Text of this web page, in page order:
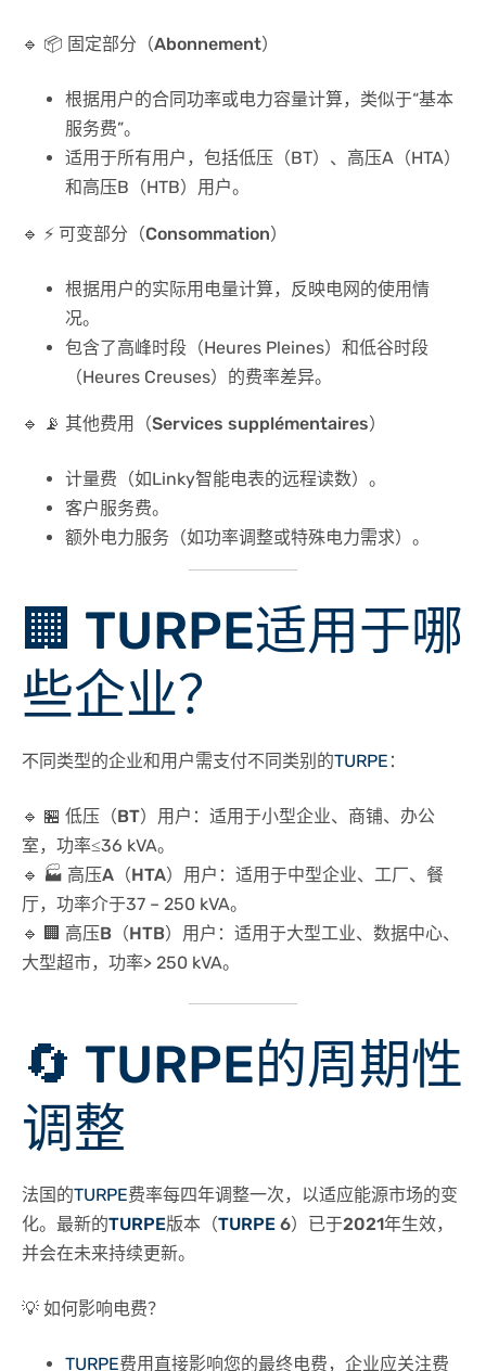
🔹 📦 固定部分（Abonnement）
根据用户的合同功率或电力容量计算，类似于“基本
服务费”。
适用于所有用户，包括低压（BT）、高压A（HTA）
和高压B（HTB）用户。
🔹 ⚡ 可变部分（Consommation）
根据用户的实际用电量计算，反映电网的使用情
况。
包含了高峰时段（Heures Pleines）和低谷时段
（Heures Creuses）的费率差异。
🔹 📡 其他费用（Services supplémentaires）
计量费（如Linky智能电表的远程读数）。
客户服务费。
额外电力服务（如功率调整或特殊电力需求）。
🏢 TURPE适用于哪
些企业？
不同类型的企业和用户需支付不同类别的TURPE ：
🔹 🏪 低压（BT）用户 ：适用于小型企业、商铺、办公
室，功率≤36 kVA。
🔹 🏭 高压A（HTA）用户 ：适用于中型企业、工厂、餐
厅，功率介于37 – 250 kVA。
🔹 🏢 高压B（HTB）用户 ：适用于大型工业、数据中心、
大型超市，功率> 250 kVA。
🔄 TURPE的周期性
调整
法国的TURPE费率每四年调整一次，以适应能源市场的变
化。 最新的TURPE版本（TURPE 6）已于2021年生效，
并会在未来持续更新。
💡 如何影响电费？
TURPE费用直接影响您的最终电费，企业应关注费